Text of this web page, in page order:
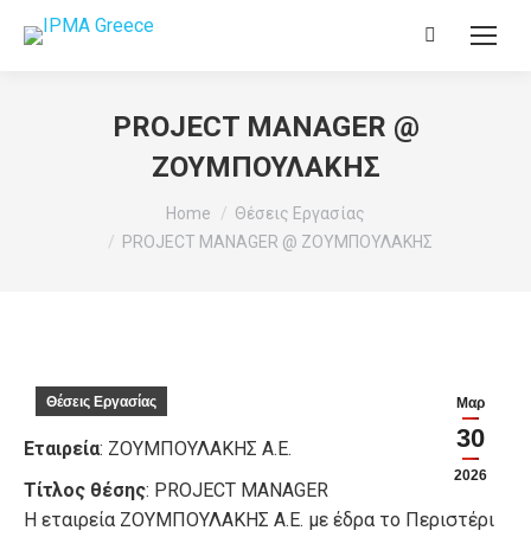
Search:
PROJECT MANAGER @
ΖΟΥΜΠΟΥΛΑΚΗΣ
Home
Θέσεις Εργασίας
PROJECT MANAGER @ ΖΟΥΜΠΟΥΛΑΚΗΣ
Μαρ
30
2026
Θέσεις Εργασίας
Εταιρεία: ΖΟΥΜΠΟΥΛΑΚΗΣ Α.Ε.
Τίτλος θέσης: PROJECT MANAGER
Η εταιρεία ΖΟΥΜΠΟΥΛΑΚΗΣ Α.Ε. με έδρα το Περιστέρι